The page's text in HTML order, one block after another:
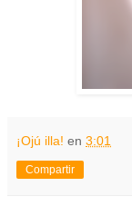
¡Ojú illa! en 3:01
Compartir